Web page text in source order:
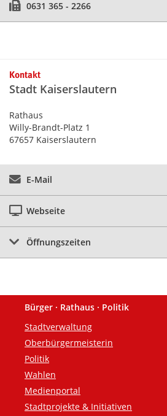
0631 365 - 2266
Kontakt
Stadt Kaiserslautern
Rathaus
Willy-Brandt-Platz 1
67657 Kaiserslautern
E-Mail
Webseite
Öffnungszeiten
Fußzeile
Bürger · Rathaus · Politik
Stadtverwaltung
Oberbürgermeisterin
Politik
Wahlen
Medienportal
Stadtprojekte & Initiativen